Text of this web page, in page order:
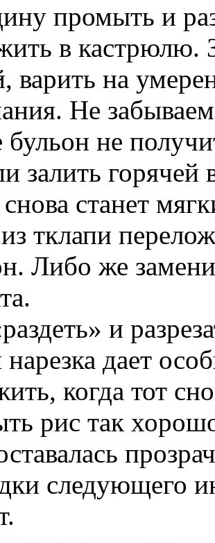
промыть и
в кастрюлю.
варить на
Не
бульон не
залить горячей
станет
тклапи
Либо же
и
нарезка дает
когда тот
рис так
следующего